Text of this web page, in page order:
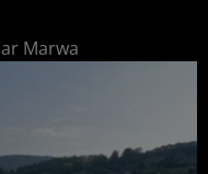
Marwa